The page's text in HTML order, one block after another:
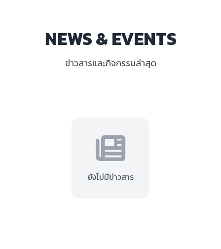
NEWS & EVENTS
ข่าวสารและกิจกรรมล่าสุด
ยังไม่มีข่าวสาร